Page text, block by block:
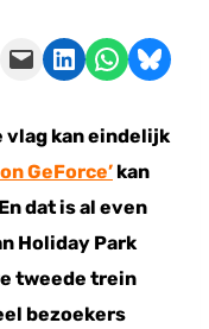
Deze pagina e-mailen Delen op LinkedIn Delen via WhatsApp Share on Bluesky
vlag kan eindelijk
GeForce’ kan
dat is al even
Holiday Park
tweede trein
bezoekers